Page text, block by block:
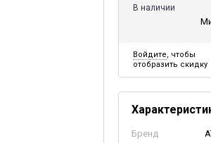
В наличии
Войдите, чтобы
отобразить скидку
Бренд